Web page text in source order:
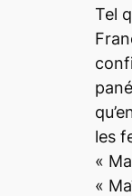
Tel
les
«
«